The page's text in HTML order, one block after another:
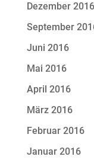
Dezember 2016
September
Juni 2016
Mai 2016
April 2016
März 2016
Februar 2016
Januar 2016